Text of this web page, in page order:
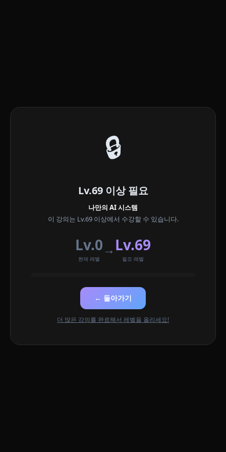
🔒
Lv.69 이상 필요
나만의 AI 시스템
이 강의는 Lv.69 이상에서 수강할 수 있습니다.
Lv.0
현재 레벨
→ Lv.69
필요 레벨
← 돌아가기
더 많은 강의를 완료해서 레벨을 올리세요!